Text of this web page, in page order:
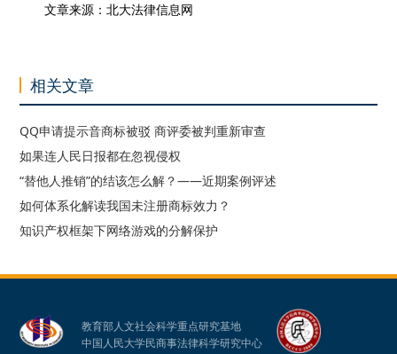
文章来源：北大法律信息网
相关文章
QQ申请提示音商标被驳 商评委被判重新审查
如果连人民日报都在忽视侵权
“替他人推销”的结该怎么解？——近期案例评述
如何体系化解读我国未注册商标效力？
知识产权框架下网络游戏的分解保护
教育部人文社会科学重点研究基地
中国人民大学民商事法律科学研究中心